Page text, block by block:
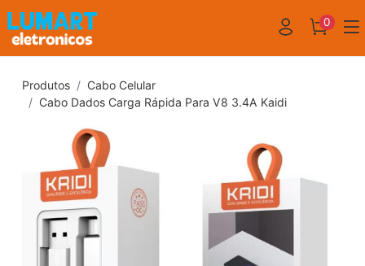
0
Produtos
Cabo Celular
Cabo Dados Carga Rápida Para V8 3.4A Kaidi